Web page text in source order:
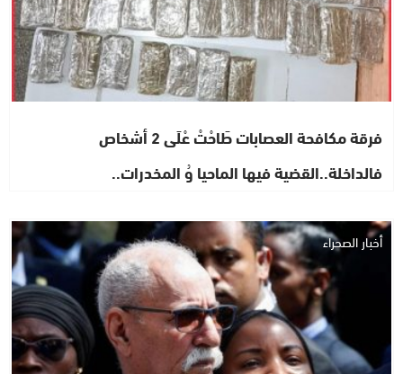
فرقة مكافحة العصابات طَاحْتْ عْلَى 2 أشخاص
فالداخلة..القضية فيها الماحيا وُ المخدرات..
أخبار الصحراء